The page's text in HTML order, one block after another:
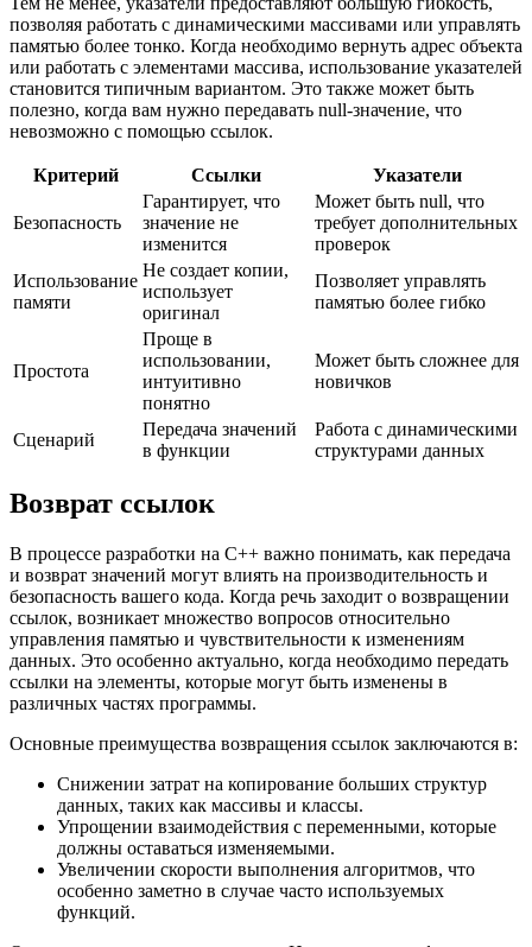
позволяя работать с динамическими массивами или управлять
памятью более тонко. Когда необходимо вернуть адрес объекта
или работать с элементами массива, использование указателей
становится типичным вариантом. Это также может быть
полезно, когда вам нужно передавать null-значение, что
невозможно с помощью ссылок.
Критерий Ссылки Указатели
Безопасность
Гарантирует, что
значение не
изменится
Может быть null, что
требует дополнительных
проверок
Использование
памяти
Не создает копии,
использует
оригинал
Позволяет управлять
памятью более гибко
Простота
Проще в
использовании,
интуитивно
понятно
Может быть сложнее для
новичков
Сценарий
Передача значений
в функции
Работа с динамическими
структурами данных
Возврат ссылок
В процессе разработки на C++ важно понимать, как передача
и возврат значений могут влиять на производительность и
безопасность вашего кода. Когда речь заходит о возвращении
ссылок, возникает множество вопросов относительно
управления памятью и чувствительности к изменениям
данных. Это особенно актуально, когда необходимо передать
ссылки на элементы, которые могут быть изменены в
различных частях программы.
Основные преимущества возвращения ссылок заключаются в:
Снижении затрат на копирование больших структур
данных, таких как массивы и классы.
Упрощении взаимодействия с переменными, которые
должны оставаться изменяемыми.
Увеличении скорости выполнения алгоритмов, что
особенно заметно в случае часто используемых
функций.